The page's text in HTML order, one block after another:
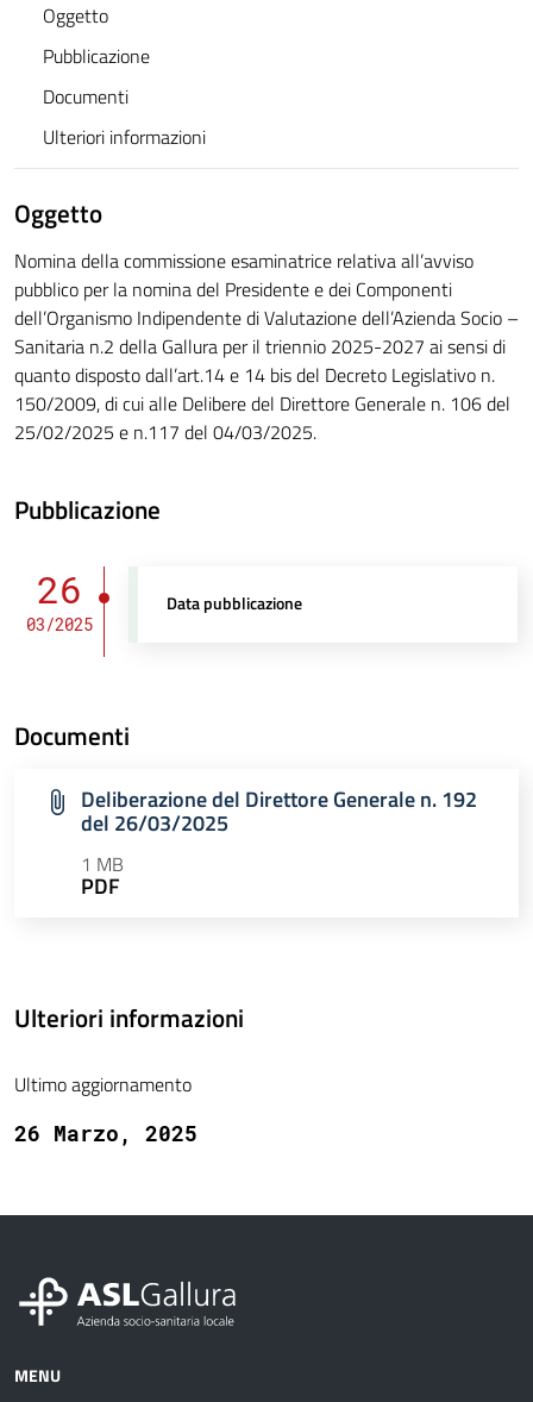
Oggetto
Pubblicazione
Documenti
Ulteriori informazioni
Oggetto
Nomina della commissione esaminatrice relativa all’avviso
pubblico per la nomina del Presidente e dei Componenti
dell’Organismo Indipendente di Valutazione dell’Azienda Socio –
Sanitaria n.2 della Gallura per il triennio 2025-2027 ai sensi di
quanto disposto dall’art.14 e 14 bis del Decreto Legislativo n.
150/2009, di cui alle Delibere del Direttore Generale n. 106 del
25/02/2025 e n.117 del 04/03/2025.
Pubblicazione
26
03/2025
Data pubblicazione
Documenti
Deliberazione del Direttore Generale n. 192
del 26/03/2025
1 MB
PDF
Ulteriori informazioni
Ultimo aggiornamento
26 Marzo, 2025
MENU